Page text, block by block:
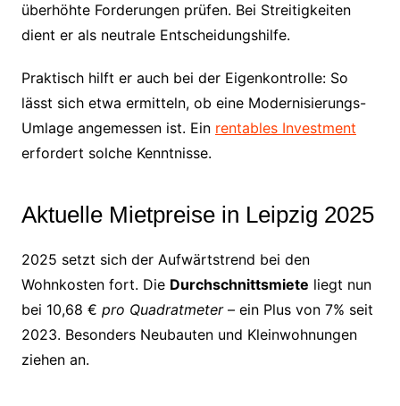
überhöhte Forderungen prüfen. Bei Streitigkeiten
dient er als neutrale Entscheidungshilfe.
Praktisch hilft er auch bei der Eigenkontrolle: So
lässt sich etwa ermitteln, ob eine Modernisierungs-
Umlage angemessen ist. Ein rentables Investment
erfordert solche Kenntnisse.
Aktuelle Mietpreise in Leipzig 2025
2025 setzt sich der Aufwärtstrend bei den
Wohnkosten fort. Die Durchschnittsmiete liegt nun
bei 10,68 € pro Quadratmeter– ein Plus von 7% seit
2023. Besonders Neubauten und Kleinwohnungen
ziehen an.